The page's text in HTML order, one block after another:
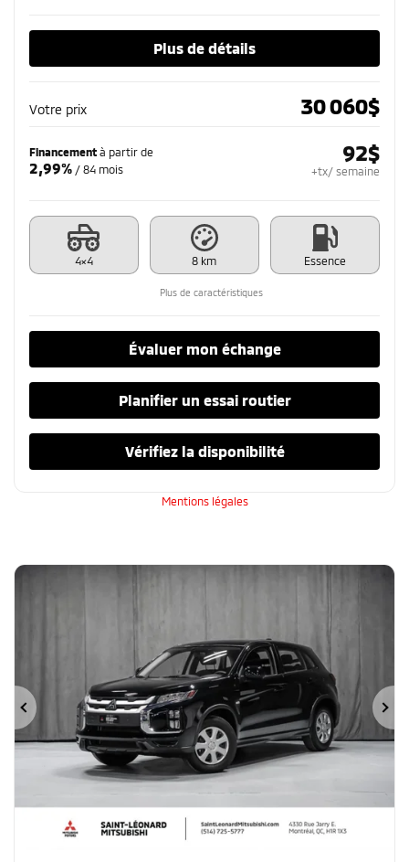
Plus de détails
Votre prix 30 060$
Financement à partir de
2,99% / 84 mois
92$
+tx/ semaine
4×4 8 km Essence
Plus de caractéristiques
Évaluer mon échange
Planifier un essai routier
Vérifiez la disponibilité
Mentions légales
Précédent